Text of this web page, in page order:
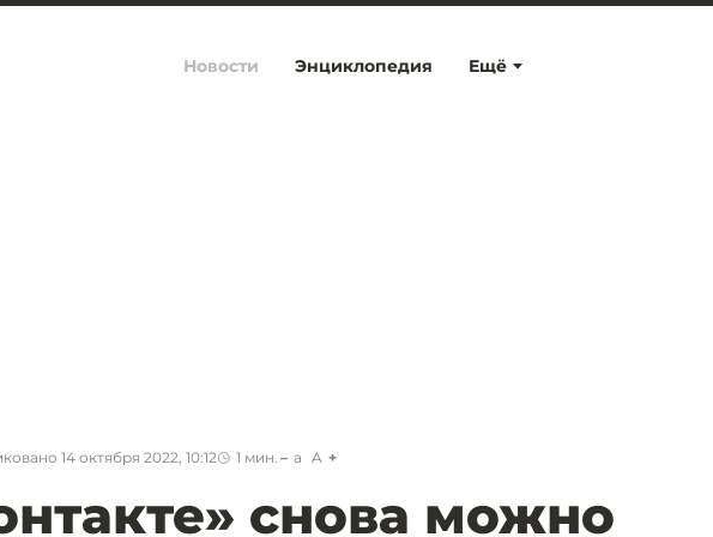
Ещё
Новости Энциклопедия
14 октября 2022, 10:12 1 мин. a A
снова можно